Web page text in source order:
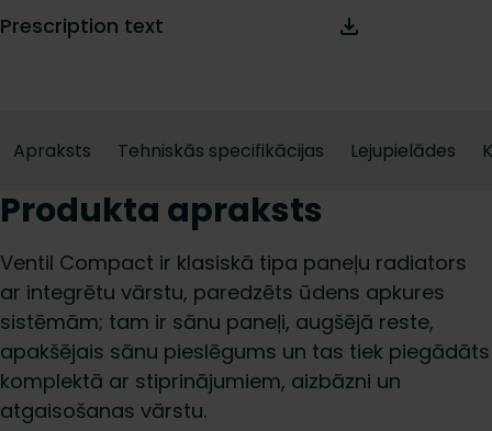
Prescription text
Apraksts Tehniskās specifikācijas Lejupielādes
Produkta apraksts
Ventil Compact ir klasiskā tipa paneļu radiators
ar integrētu vārstu, paredzēts ūdens apkures
sistēmām; tam ir sānu paneļi, augšējā reste,
apakšējais sānu pieslēgums un tas tiek piegādāts
komplektā ar stiprinājumiem, aizbāzni un
atgaisošanas vārstu.